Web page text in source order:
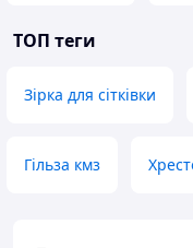
ТОП теги
Зірка для сітківки
Гільза кмз